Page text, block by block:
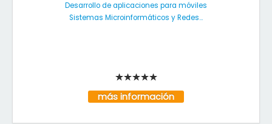
Desarrollo de aplicaciones para móviles
Sistemas Microinformáticos y Redes...
más información